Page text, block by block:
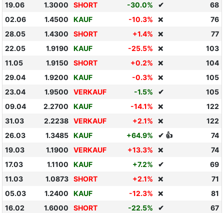
19.06
1.3000 SHORT -30.0% ✔
68
02.06
1.4500 KAUF -10.3% ❌
76
28.05
1.4300 SHORT +1.4% ❌
77
22.05
1.9190 KAUF -25.5% ❌
103
11.05
1.9150 SHORT +0.2% ❌
104
29.04
1.9200 KAUF -0.3% ❌
105
23.04
1.9500 VERKAUF -1.5% ✔
105
09.04
2.2700 KAUF -14.1% ❌
122
31.03
2.2238 VERKAUF +2.1% ❌
122
26.03
1.3485 KAUF +64.9% ✔ 👍
74
19.03
1.1900 VERKAUF +13.3% ❌
74
17.03
1.1100 KAUF +7.2% ✔
69
11.03
1.0873 SHORT +2.1% ❌
71
05.03
1.2400 KAUF -12.3% ❌
81
16.02
1.6000 SHORT -22.5% ✔
67